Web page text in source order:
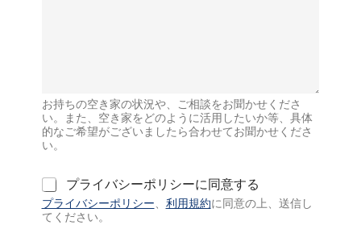
お持ちの空き家の状況や、ご相談をお聞かせくださ
い。また、空き家をどのように活用したいか等、具体
的なご希望がございましたら合わせてお聞かせくださ
い。
利
用
規
プライバシーポリシーに同意する
プライバシーポリシー、 利用規約に同意の上、送信し
てください。